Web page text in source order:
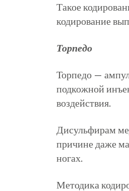
Такое
кодирование
Торпедо
Торпедо —
подкожной
воздействия.
Дисульфирам
причине даже
ногах.
Методика